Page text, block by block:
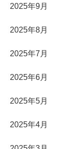
2025年9月
2025年8月
2025年7月
2025年6月
2025年5月
2025年4月